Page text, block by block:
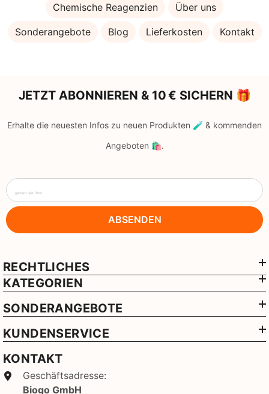
Chemische Reagenzien Über uns
Sonderangebote Blog Lieferkosten Kontakt
JETZT ABONNIEREN & 10 € SICHERN 🎁
Erhalte die neuesten Infos zu neuen Produkten 🧪 & kommenden
Angeboten 🛍️.
geben sie ihre
ABSENDEN
RECHTLICHES
KATEGORIEN
SONDERANGEBOTE
KUNDENSERVICE
KONTAKT
Geschäftsadresse:
Biogo GmbH